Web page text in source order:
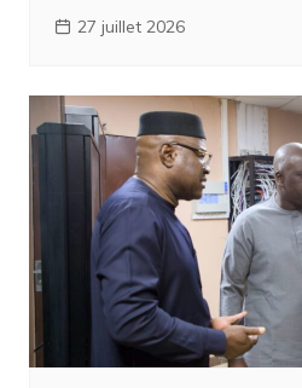
27 juillet 2026